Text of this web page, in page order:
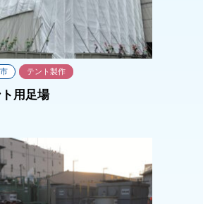
テント製作
用足場